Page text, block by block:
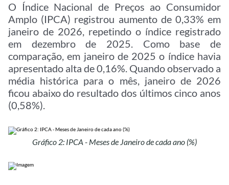
O Índice Nacional de Preços ao Consumidor
Amplo (IPCA) registrou aumento de 0,33% em
janeiro de 2026, repetindo o índice registrado
em dezembro de 2025. Como base de
comparação, em janeiro de 2025 o índice havia
apresentado alta de 0,16%. Quando observado a
média histórica para o mês, janeiro de 2026
ficou abaixo do resultado dos últimos cinco anos
(0,58%).
Gráfico 2: IPCA - Meses de Janeiro de cada ano (%)